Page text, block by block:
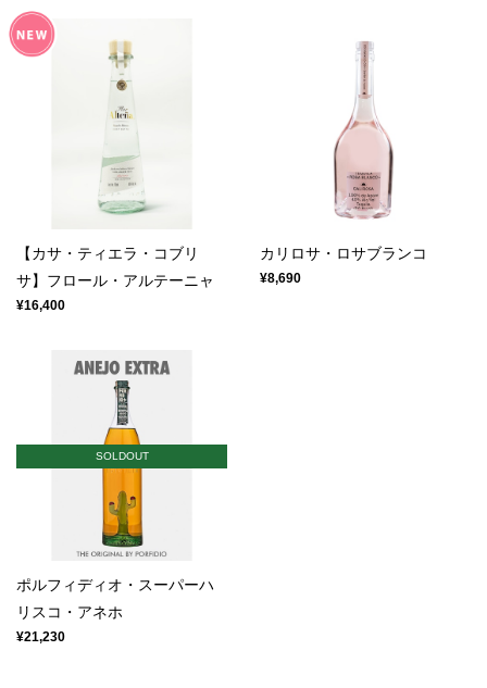
【カサ・ティエラ・コブリ
サ】フロール・アルテーニャ
¥16,400
カリロサ・ロサブランコ
¥8,690
SOLDOUT
ポルフィディオ・スーパーハ
リスコ・アネホ
¥21,230